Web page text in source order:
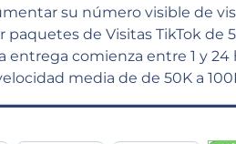
su número visible de
de Visitas TikTok de
entrega comienza entre 1 y 24
media de de 50K a